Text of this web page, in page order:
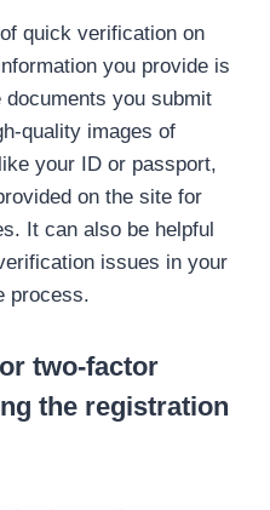
quick verification on
you provide is
you submit
quality images of
your ID or passport,
on the site for
It can also be helpful
issues in your
process.
two-factor
the registration